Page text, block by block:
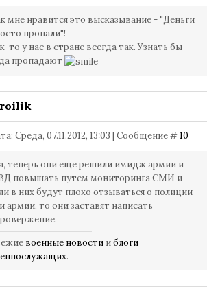
мне нравится это высказывание - "Деньги
пропали"!
то у нас в стране всегда так. Узнать бы
пропадают
Среда, 07.11.2012, 13:03 | Сообщение #10
теперь они еще решили имидж армии и
повышать путем мониторинга СМИ и
в них будут плохо отзываться о полиции
армии, то они заставят написать
военные новости иблоги
.